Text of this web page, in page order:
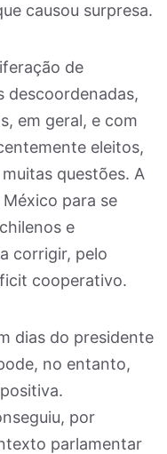
causou surpresa.
de
descoordenadas,
em geral, e com
eleitos,
questões. A
para se
e
corrigir, pelo
cooperativo.
dias do presidente
no entanto,
por
parlamentar